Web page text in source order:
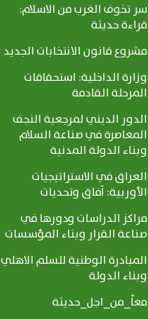
سر تخوف الغرب من الاسلام:
قراءة حديثة
مشروع قانون الانتخابات الجديد
وزارة الداخلية: استحقاقات
المرحلة القادمة
الدور الديني لمرجعية النجف
المعاصرة في صناعة السلام
وبناء الدولة المدنية
العراق في الاستراتيجيات
الأوربية: آفاق وتحديات
مراكز الدراسات ودورها في
صناعة القرار وبناء المؤسسات
المبادرة الوطنية للسلم الاهلي
وبناء الدولة
معاً_من_اجل_حديثة